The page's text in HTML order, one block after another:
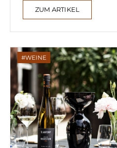
ZUM ARTIKEL
WEINE